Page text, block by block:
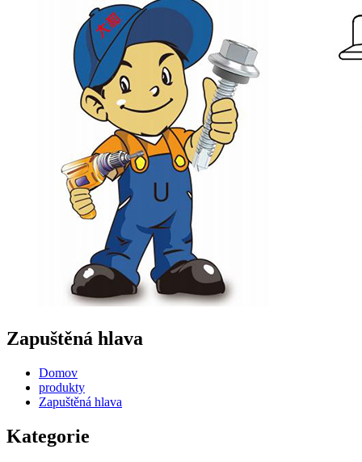
Zapuštěná hlava
Domov
produkty
Zapuštěná hlava
Kategorie